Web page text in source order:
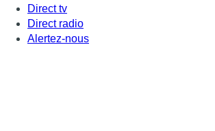
Direct tv
Direct radio
Alertez-nous